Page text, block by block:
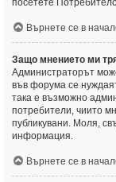
посетете
Върнете се в
Защо мнението ми
Администраторът
във форума се
така е възможно
потребители, чиито
публикувани. Моля,
информация.
Върнете се в